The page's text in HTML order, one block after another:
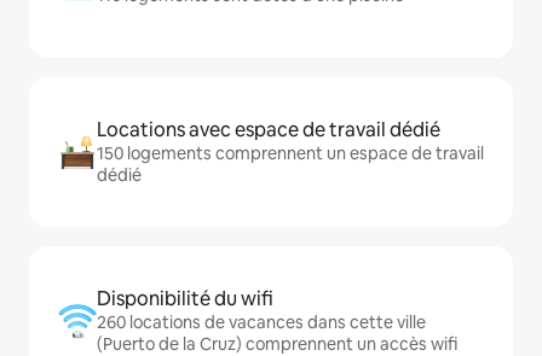
Locations avec espace de travail dédié
150 logements comprennent un espace de travail
dédié
Disponibilité du wifi
260 locations de vacances dans cette ville
(Puerto de la Cruz) comprennent un accès wifi